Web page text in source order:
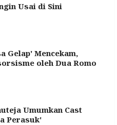
Usai di Sini
Gelap' Mencekam,
oleh Dua Romo
Umumkan Cast
Perasuk'